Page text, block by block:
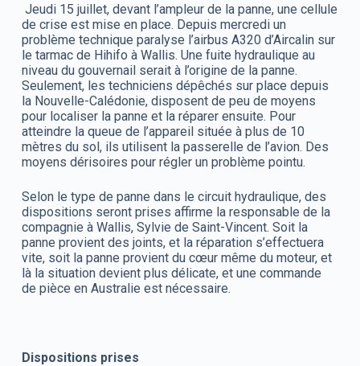
Jeudi 15 juillet, devant l’ampleur de la panne, une cellule
de crise est mise en place. Depuis mercredi un
problème technique paralyse l’airbus A320 d’Aircalin sur
le tarmac de Hihifo à Wallis. Une fuite hydraulique au
niveau du gouvernail serait à l’origine de la panne.
Seulement, les techniciens dépêchés sur place depuis
la Nouvelle-Calédonie, disposent de peu de moyens
pour localiser la panne et la réparer ensuite. Pour
atteindre la queue de l’appareil située à plus de 10
mètres du sol, ils utilisent la passerelle de l’avion. Des
moyens dérisoires pour régler un problème pointu.
Selon le type de panne dans le circuit hydraulique, des
dispositions seront prises affirme la responsable de la
compagnie à Wallis, Sylvie de Saint-Vincent. Soit la
panne provient des joints, et la réparation s’effectuera
vite, soit la panne provient du cœur même du moteur, et
là la situation devient plus délicate, et une commande
de pièce en Australie est nécessaire.
Dispositions prises